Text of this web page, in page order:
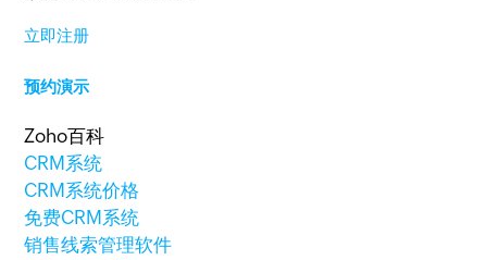
立即注册
预约演示
Zoho百科
CRM系统
CRM系统价格
免费CRM系统
销售线索管理软件